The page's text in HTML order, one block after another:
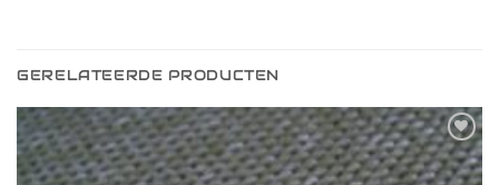
GERELATEERDE PRODUCTEN
Toevoegen
aan
verlanglijst